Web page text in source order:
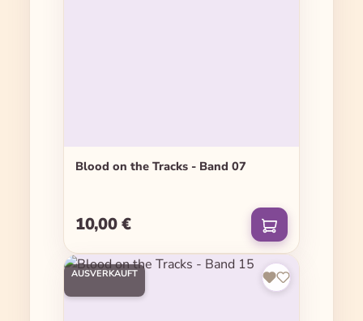
Blood on the Tracks - Band 07
Regulärer Preis:
10,00 €
AUSVERKAUFT